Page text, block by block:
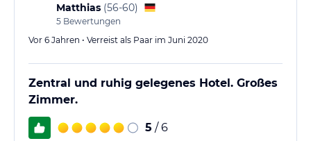
Matthias (56-60)
5 Bewertungen
Vor 6 Jahren • Verreist als Paar im Juni 2020
Zentral und ruhig gelegenes Hotel. Großes
Zimmer.
5 / 6